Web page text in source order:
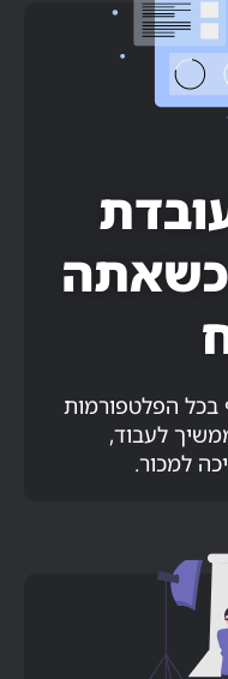
כשאתה
בכל הפלטפורמות
לעבוד,
למכור.